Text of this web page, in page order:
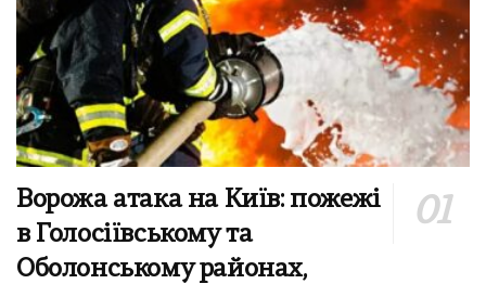
Ворожа атака на Київ: пожежі
в Голосіївському та
Оболонському районах,